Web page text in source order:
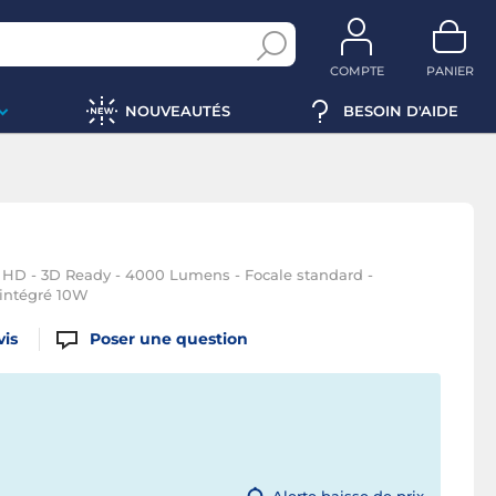
COMPTE PANIER
NOUVEAUTÉS BESOIN D'AIDE
- 3D Ready - 4000 Lumens - Focale standard -
10W
Poser une question